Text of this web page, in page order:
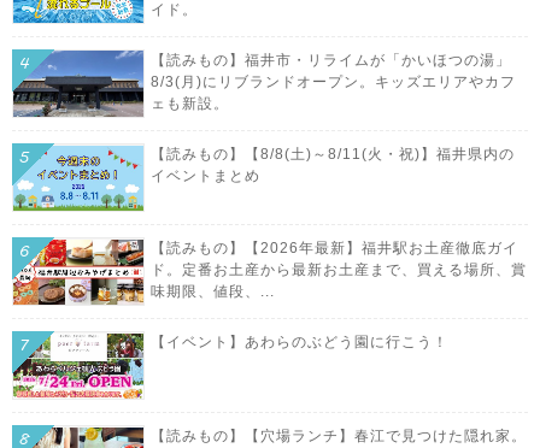
イド。
【読みもの】福井市・リライムが「かいほつの湯」
8/3(月)にリブランドオープン。キッズエリアやカフ
ェも新設。
【読みもの】【8/8(土)～8/11(火・祝)】福井県内の
イベントまとめ
【読みもの】【2026年最新】福井駅お土産徹底ガイ
ド。定番お土産から最新お土産まで、買える場所、賞
味期限、値段、...
【イベント】あわらのぶどう園に行こう！
【読みもの】【穴場ランチ】春江で見つけた隠れ家。